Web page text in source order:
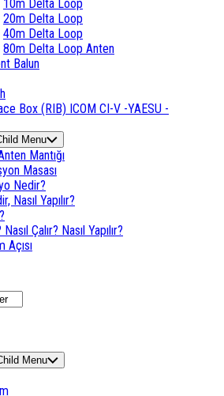
10m Delta Loop
20m Delta Loop
40m Delta Loop
80m Delta Loop Anten
Balun
Box (RIB) ICOM CI-V -YAESU -
Menu
Mantığı
Masası
Nedir?
Nasıl Yapılır?
Çalır? Nasıl Yapılır?
Açısı
Menu